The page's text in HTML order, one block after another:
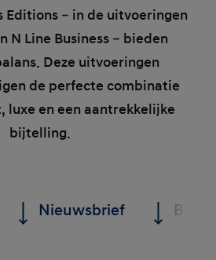
Editions – in de uitvoeringen
N Line Business – bieden
Deze uitvoeringen
de perfecte combinatie
luxe en een aantrekkelijke
bijtelling.
Nieuwsbrief